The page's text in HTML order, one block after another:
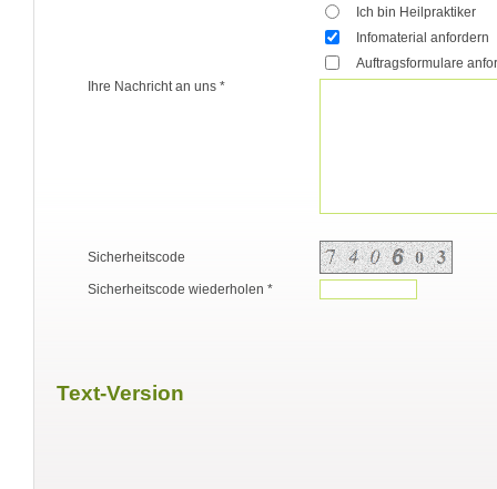
Ich bin Heilpraktiker
Infomaterial anfordern
Auftragsformulare
Ihre Nachricht an uns *
Sicherheitscode
Sicherheitscode wiederholen *
Text-Version